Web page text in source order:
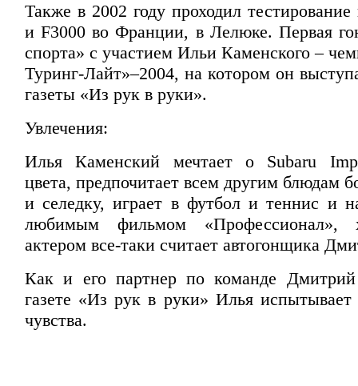
Также в 2002 году проходил
и F3000 во Франции, в Лелюке. Первая
спорта» с участием Ильи Каменского –
Туринг-Лайт»–2004, на котором он
газеты «Из рук в руки».
Увлечения:
Илья Каменский мечтает о Subaru
цвета, предпочитает всем другим блюдам
и селедку, играет в футбол и теннис и
любимым фильмом «Профессионал»,
актером все-таки считает автогонщика
Как и его партнер по команде
газете «Из рук в руки» Илья
чувства.